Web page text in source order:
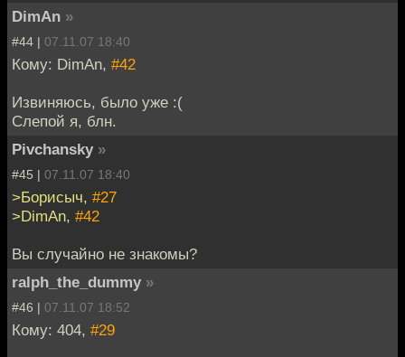
DimAn »
#44 | 07.11.07 18:40
Кому: DimAn, #42
Извиняюсь, было уже :(
Слепой я, блн.
Pivchansky »
#45 | 07.11.07 18:40
>Борисыч, #27
>DimAn, #42
Вы случайно не знакомы?
ralph_the_dummy »
#46 | 07.11.07 18:52
Кому: 404, #29